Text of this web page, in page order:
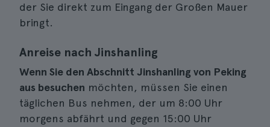
der Sie direkt zum Eingang der Großen Mauer
bringt.
Anreise nach Jinshanling
Wenn Sie den Abschnitt Jinshanling von Peking
aus besuchen möchten, müssen Sie einen
täglichen Bus nehmen, der um 8:00 Uhr
morgens abfährt und gegen 15:00 Uhr